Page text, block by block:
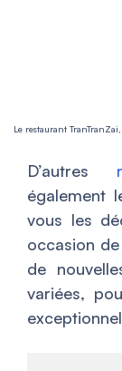
Le restaurant
D’autres
également
vous les
occasion
de
variées,